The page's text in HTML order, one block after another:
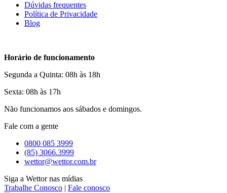
Dúvidas frequentes
Política de Privacidade
Blog
Horário de funcionamento
Segunda a Quinta: 08h às 18h
Sexta: 08h às 17h
Não funcionamos aos sábados e domingos.
Fale com a gente
0800 085 3999
(85) 3066.3999
wettor@wettor.com.br
Siga a Wettor nas mídias
Trabalhe Conosco | Fale conosco